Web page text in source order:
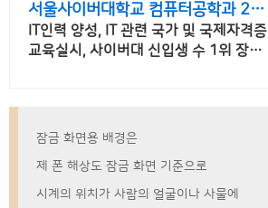
서울사이버대학교 컴퓨터공학과 20
26 가을학기 신편입생
IT인력 양성, IT 관련 국가 및 국제자격증
교육실시, 사이버대 신입생 수 1위 장학
잠금 화면용 배경은
제 폰 해상도 잠금 화면 기준으로
시계의 위치가 사람의 얼굴이나 사물에